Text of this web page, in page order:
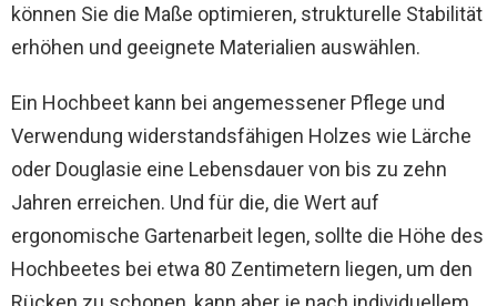
können Sie die Maße optimieren, strukturelle Stabilität
erhöhen und geeignete Materialien auswählen.
Ein Hochbeet kann bei angemessener Pflege und
Verwendung widerstandsfähigen Holzes wie Lärche
oder Douglasie eine Lebensdauer von bis zu zehn
Jahren erreichen. Und für die, die Wert auf
ergonomische Gartenarbeit legen, sollte die Höhe des
Hochbeetes bei etwa 80 Zentimetern liegen, um den